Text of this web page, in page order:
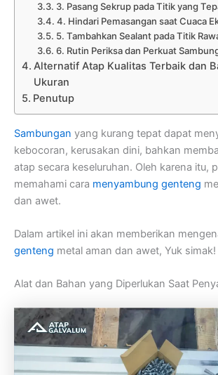
3. Pasang Sekrup pada Titik yang
4. Hindari Pemasangan saat Cuaca
5. Tambahkan Sealant pada Titik
6. Rutin Periksa dan Perkuat
Alternatif Atap Kualitas Terbaik dan
Ukuran
Penutup
Sambungan yang kurang tepat dapat
kebocoran, kerusakan dini, bahkan
atap secara keseluruhan. Oleh karena itu,
memahami cara menyambung genteng
dan awet.
Dalam artikel ini akan memberikan
genteng metal aman dan awet, Yuk simak!
Alat dan Bahan yang Diperlukan Saat